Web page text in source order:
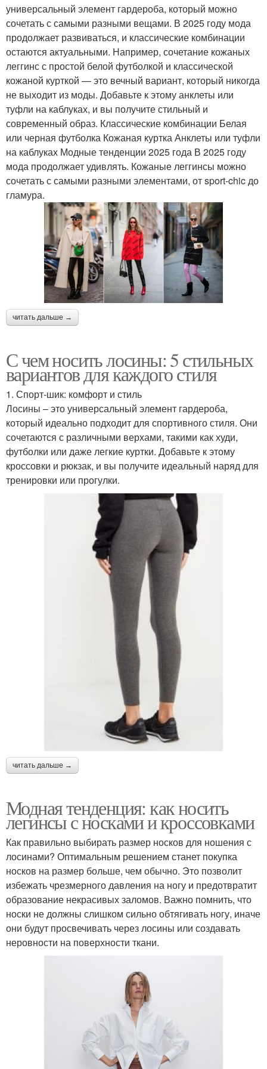
универсальный элемент гардероба, который можно
сочетать с самыми разными вещами. В 2025 году мода
продолжает развиваться, и классические комбинации
остаются актуальными. Например, сочетание кожаных
леггинс с простой белой футболкой и классической
кожаной курткой — это вечный вариант, который никогда
не выходит из моды. Добавьте к этому анклеты или
туфли на каблуках, и вы получите стильный и
современный образ. Классические комбинации Белая
или черная футболка Кожаная куртка Анклеты или туфли
на каблуках Модные тенденции 2025 года В 2025 году
мода продолжает удивлять. Кожаные леггинсы можно
сочетать с самыми разными элементами, от sport-chic до
гламура.
читать дальше →
С чем носить лосины: 5 стильных
вариантов для каждого стиля
1. Спорт-шик: комфорт и стиль
Лосины – это универсальный элемент гардероба,
который идеально подходит для спортивного стиля. Они
сочетаются с различными верхами, такими как худи,
футболки или даже легкие куртки. Добавьте к этому
кроссовки и рюкзак, и вы получите идеальный наряд для
тренировки или прогулки.
читать дальше →
Модная тенденция: как носить
легинсы с носками и кроссовками
Как правильно выбирать размер носков для ношения с
лосинами? Оптимальным решением станет покупка
носков на размер больше, чем обычно. Это позволит
избежать чрезмерного давления на ногу и предотвратит
образование некрасивых заломов. Важно помнить, что
носки не должны слишком сильно обтягивать ногу, иначе
они будут просвечивать через лосины или создавать
неровности на поверхности ткани.